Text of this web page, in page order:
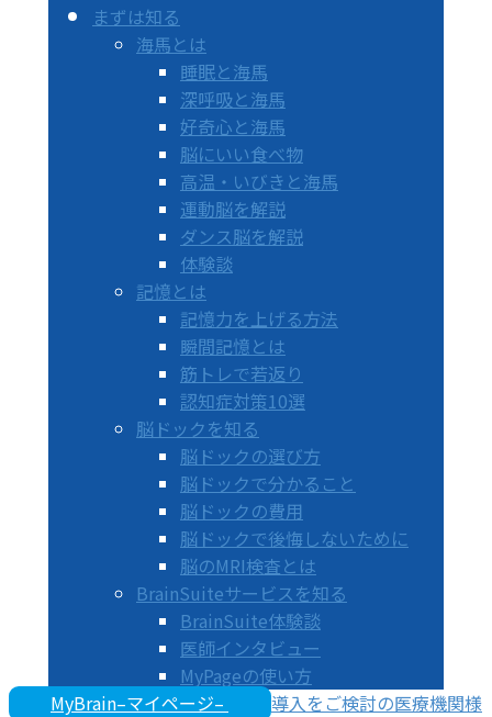
まずは知る
海馬とは
睡眠と海馬
深呼吸と海馬
好奇心と海馬
脳にいい食べ物
高温・いびきと海馬
運動脳を解説
ダンス脳を解説
体験談
記憶とは
記憶力を上げる方法
瞬間記憶とは
筋トレで若返り
認知症対策10選
脳ドックを知る
脳ドックの選び方
脳ドックで分かること
脳ドックの費用
脳ドックで後悔しないために
脳のMRI検査とは
BrainSuiteサービスを知る
BrainSuite体験談
医師インタビュー
MyPageの使い方
MyBrain–マイページ–
導入をご検討の医療機関様